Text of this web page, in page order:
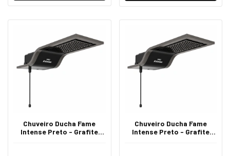
Chuveiro Ducha Fame
Intense Preto - Grafite
Chuveiro Ducha Fame
Intense Preto - Grafite